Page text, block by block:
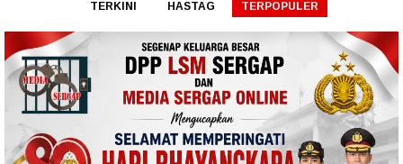
TERKINI HASTAG TERPOPULER